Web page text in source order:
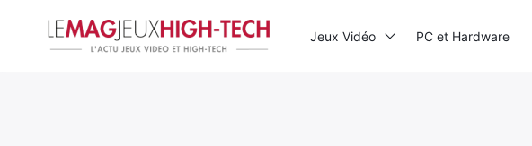
Jeux Vidéo PC et Hardware